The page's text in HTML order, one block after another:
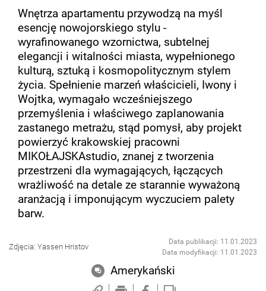
Wnętrza apartamentu przywodzą na myśl
esencję nowojorskiego stylu -
wyrafinowanego wzornictwa, subtelnej
elegancji i witalności miasta, wypełnionego
kulturą, sztuką i kosmopolitycznym stylem
życia. Spełnienie marzeń właścicieli, Iwony i
Wojtka, wymagało wcześniejszego
przemyślenia i właściwego zaplanowania
zastanego metrażu, stąd pomysł, aby projekt
powierzyć krakowskiej pracowni
MIKOŁAJSKAstudio, znanej z tworzenia
przestrzeni dla wymagających, łączących
wrażliwość na detale ze starannie wyważoną
aranżacją i imponującym wyczuciem palety
barw.
Zdjęcia: Yassen Hristov
Data publikacji: 11.01.2023
Data modyfikacji: 11.01.2023
Amerykański